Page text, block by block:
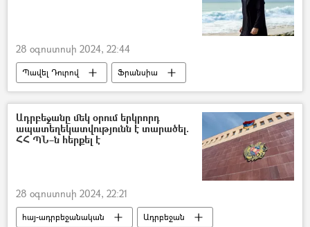
28 օգոստոսի 2024, 22:44
Պավել Դուրով
Ֆրանսիա
Շվեյցարիա
Ադրբեջանը մեկ օրում երկրորդ
ապատեղեկատվությունն է տարածել.
ՀՀ ՊՆ–ն հերքել է
28 օգոստոսի 2024, 22:21
հայ-ադրբեջանական
Ադրբեջան